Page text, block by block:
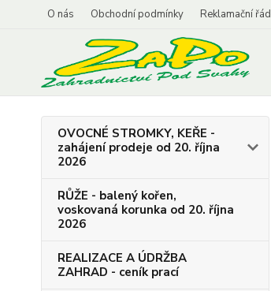
O nás Obchodní podmínky Reklamační řád
OVOCNÉ STROMKY, KEŘE -
zahájení prodeje od 20. října
2026
RŮŽE - balený kořen,
voskovaná korunka od 20. října
2026
REALIZACE A ÚDRŽBA
ZAHRAD - ceník prací